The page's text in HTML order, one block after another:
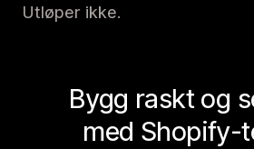
Utløper ikke.
Bygg raskt og
med Shopify-